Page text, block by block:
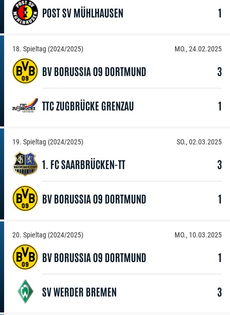
POST SV MÜHLHAUSEN 1
18. Spieltag (2024/2025) MO., 24.02.2025
BV BORUSSIA 09 DORTMUND 3
TTC ZUGBRÜCKE GRENZAU 1
19. Spieltag (2024/2025) SO., 02.03.2025
1. FC SAARBRÜCKEN-TT 3
BV BORUSSIA 09 DORTMUND 1
20. Spieltag (2024/2025) MO., 10.03.2025
BV BORUSSIA 09 DORTMUND 1
SV WERDER BREMEN 3